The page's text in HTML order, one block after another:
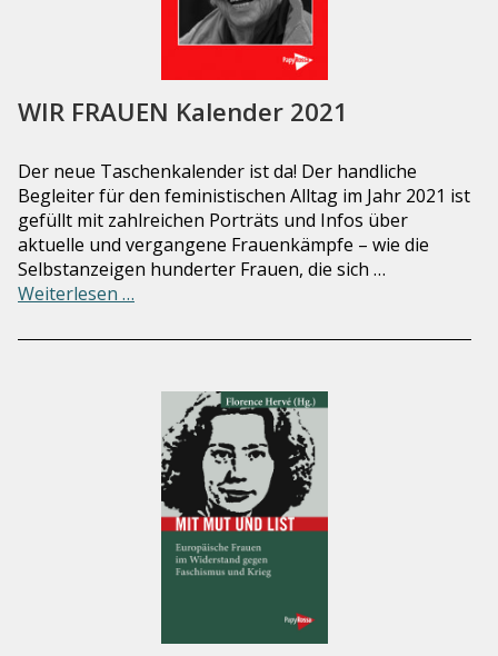
WIR FRAUEN Kalender 2021
Der neue Taschenkalender ist da! Der handliche
Begleiter für den feministischen Alltag im Jahr 2021 ist
gefüllt mit zahlreichen Porträts und Infos über
aktuelle und vergangene Frauenkämpfe – wie die
Selbstanzeigen hunderter Frauen, die sich …
Weiterlesen …